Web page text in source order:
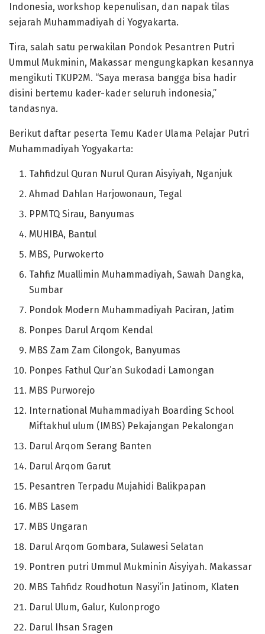
Indonesia, workshop kepenulisan, dan napak tilas
sejarah Muhammadiyah di Yogyakarta.
Tira, salah satu perwakilan Pondok Pesantren Putri
Ummul Mukminin, Makassar mengungkapkan kesannya
mengikuti TKUP2M. “Saya merasa bangga bisa hadir
disini bertemu kader-kader seluruh indonesia,”
tandasnya.
Berikut daftar peserta Temu Kader Ulama Pelajar Putri
Muhammadiyah Yogyakarta:
Tahfidzul Quran Nurul Quran Aisyiyah, Nganjuk
Ahmad Dahlan Harjowonaun, Tegal
PPMTQ Sirau, Banyumas
MUHIBA, Bantul
MBS, Purwokerto
Tahfiz Muallimin Muhammadiyah, Sawah Dangka,
Sumbar
Pondok Modern Muhammadiyah Paciran, Jatim
Ponpes Darul Arqom Kendal
MBS Zam Zam Cilongok, Banyumas
Ponpes Fathul Qur’an Sukodadi Lamongan
MBS Purworejo
International Muhammadiyah Boarding School
Miftakhul ulum (IMBS) Pekajangan Pekalongan
Darul Arqom Serang Banten
Darul Arqom Garut
Pesantren Terpadu Mujahidi Balikpapan
MBS Lasem
MBS Ungaran
Darul Arqom Gombara, Sulawesi Selatan
Pontren putri Ummul Mukminin Aisyiyah. Makassar
MBS Tahfidz Roudhotun Nasyi’in Jatinom, Klaten
Darul Ulum, Galur, Kulonprogo
Darul Ihsan Sragen